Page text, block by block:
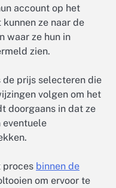
account op het
ze naar de
waar ze hun in
zien.
de prijs selecteren die
volgen om het
doorgaans in dat ze
eventuele
proces binnen de
om ervoor te